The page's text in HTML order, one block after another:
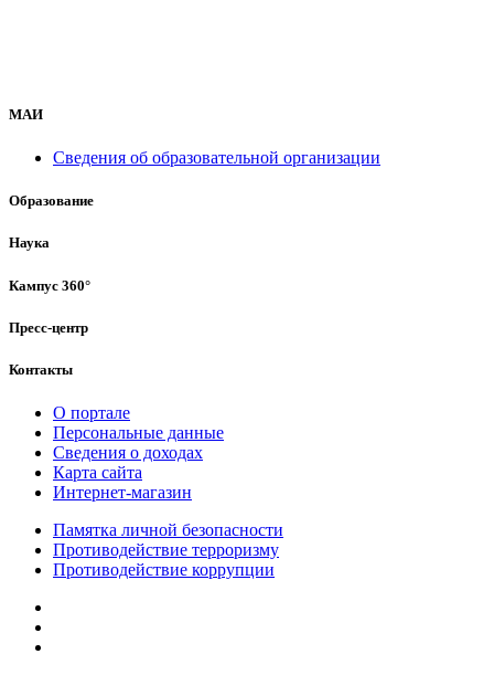
МАИ
Сведения об образовательной организации
Образование
Наука
Кампус 360°
Пресс-центр
Контакты
О портале
Персональные данные
Сведения о доходах
Карта сайта
Интернет-магазин
Памятка личной безопасности
Противодействие терроризму
Противодействие коррупции